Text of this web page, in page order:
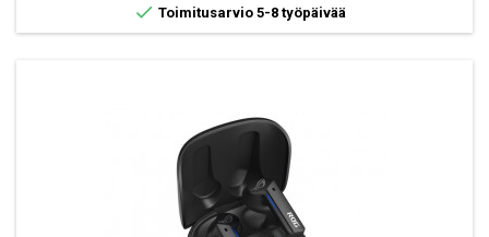
 Toimitusarvio 5-8 työpäivää